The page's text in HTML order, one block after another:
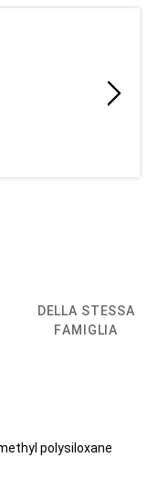
DELLA STESSA
FAMIGLIA
polysiloxane